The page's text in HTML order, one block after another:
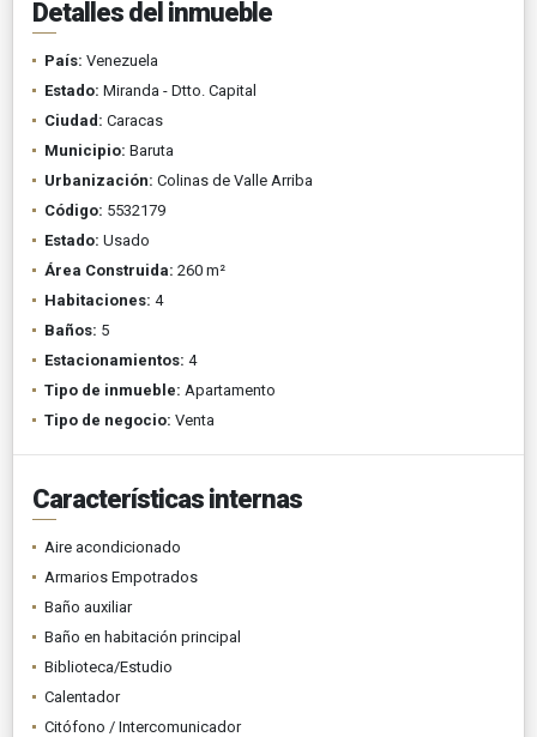
Detalles del inmueble
País: Venezuela
Estado: Miranda - Dtto. Capital
Ciudad: Caracas
Municipio: Baruta
Urbanización: Colinas de Valle Arriba
Código: 5532179
Estado: Usado
Área Construida: 260 m²
Habitaciones: 4
Baños: 5
Estacionamientos: 4
Tipo de inmueble: Apartamento
Tipo de negocio: Venta
Características internas
Aire acondicionado
Armarios Empotrados
Baño auxiliar
Baño en habitación principal
Biblioteca/Estudio
Calentador
Citófono / Intercomunicador